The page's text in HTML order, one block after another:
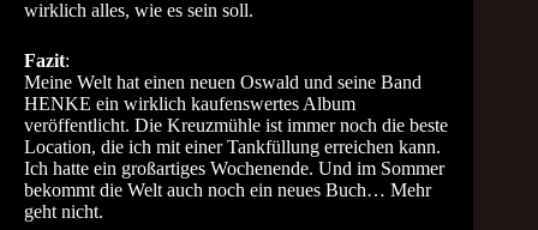
wirklich alles, wie es sein soll.
Fazit:
Meine Welt hat einen neuen Oswald und seine Band
HENKE ein wirklich kaufenswertes Album
veröffentlicht. Die Kreuzmühle ist immer noch die beste
Location, die ich mit einer Tankfüllung erreichen kann.
Ich hatte ein großartiges Wochenende. Und im Sommer
bekommt die Welt auch noch ein neues Buch… Mehr
geht nicht.